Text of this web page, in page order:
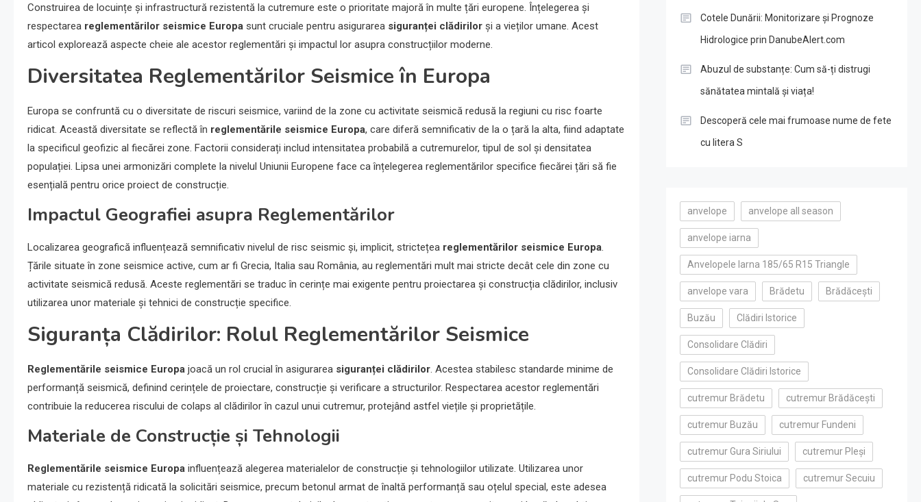
Construirea de locuințe și infrastructură rezistentă la cutremure este o prioritate majoră în multe țări europene. Înțelegerea și
respectarea reglementărilor seismice Europa sunt cruciale pentru asigurarea siguranței clădirilor și a vieților umane. Acest
articol explorează aspecte cheie ale acestor reglementări și impactul lor asupra construcțiilor moderne.
Diversitatea Reglementărilor Seismice în Europa
Europa se confruntă cu o diversitate de riscuri seismice, variind de la zone cu activitate seismică redusă la regiuni cu risc foarte
ridicat. Această diversitate se reflectă în reglementările seismice Europa, care diferă semnificativ de la o țară la alta, fiind adaptate
la specificul geofizic al fiecărei zone. Factorii considerați includ intensitatea probabilă a cutremurelor, tipul de sol și densitatea
populației. Lipsa unei armonizări complete la nivelul Uniunii Europene face ca înțelegerea reglementărilor specifice fiecărei țări să fie
esențială pentru orice proiect de construcție.
Impactul Geografiei asupra Reglementărilor
Localizarea geografică influențează semnificativ nivelul de risc seismic și, implicit, strictețea reglementărilor seismice Europa.
Țările situate în zone seismice active, cum ar fi Grecia, Italia sau România, au reglementări mult mai stricte decât cele din zone cu
activitate seismică redusă. Aceste reglementări se traduc în cerințe mai exigente pentru proiectarea și construcția clădirilor, inclusiv
utilizarea unor materiale și tehnici de construcție specifice.
Siguranța Clădirilor: Rolul Reglementărilor Seismice
Reglementările seismice Europa joacă un rol crucial în asigurarea siguranței clădirilor. Acestea stabilesc standarde minime de
performanță seismică, definind cerințele de proiectare, construcție și verificare a structurilor. Respectarea acestor reglementări
contribuie la reducerea riscului de colaps al clădirilor în cazul unui cutremur, protejând astfel viețile și proprietățile.
Materiale de Construcție și Tehnologii
Reglementările seismice Europa influențează alegerea materialelor de construcție și tehnologiilor utilizate. Utilizarea unor
materiale cu rezistență ridicată la solicitări seismice, precum betonul armat de înaltă performanță sau oțelul special, este adesea
Cotele Dunării: Monitorizare și Prognoze
Hidrologice prin DanubeAlert.com
Abuzul de substanțe: Cum să-ți distrugi
sănătatea mintală și viața!
Descoperă cele mai frumoase nume de fete
cu litera S
anvelope anvelope all season
anvelope iarna
Anvelopele Iarna 185/65 R15 Triangle
anvelope vara Brădetu Brădăcești
Buzău Clădiri Istorice
Consolidare Clădiri
Consolidare Clădiri Istorice
cutremur Brădetu cutremur Brădăcești
cutremur Buzău cutremur Fundeni
cutremur Gura Siriului cutremur Pleși
cutremur Podu Stoica cutremur Secuiu